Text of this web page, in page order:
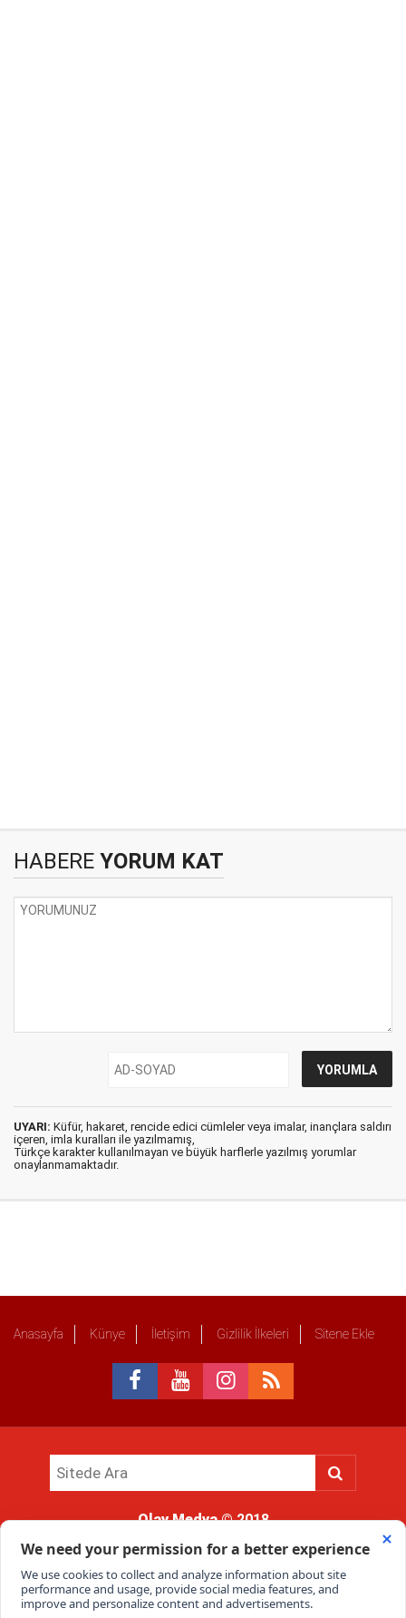
HABERE YORUM KAT
UYARI: Küfür, hakaret, rencide edici cümleler veya imalar, inançlara saldırı
içeren, imla kuralları ile yazılmamış,
Türkçe karakter kullanılmayan ve büyük harflerle yazılmış yorumlar
onaylanmamaktadır.
Anasayfa Künye İletişim Gizlilik İlkeleri Sitene Ekle
Olay Medya© 2018
kullanımı hukuki yaptırıma tabidir.